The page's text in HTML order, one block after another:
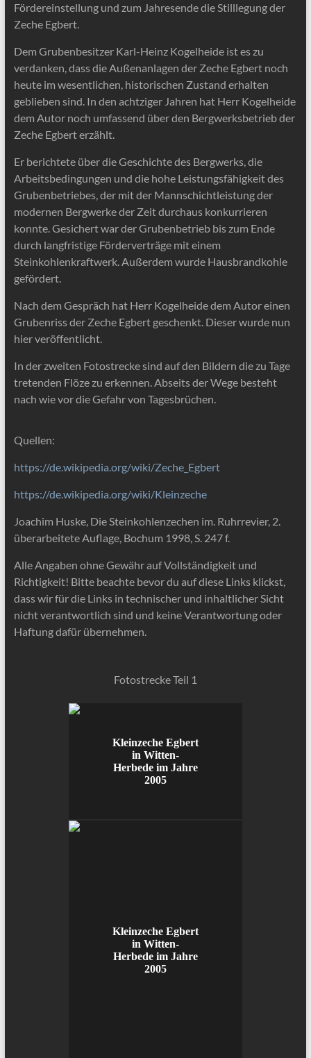
Fördereinstellung und zum Jahresende die Stilllegung der
Zeche Egbert.
Dem Grubenbesitzer Karl-Heinz Kogelheide ist es zu
verdanken, dass die Außenanlagen der Zeche Egbert noch
heute im wesentlichen, historischen Zustand erhalten
geblieben sind. In den achtziger Jahren hat Herr Kogelheide
dem Autor noch umfassend über den Bergwerksbetrieb der
Zeche Egbert erzählt.
Er berichtete über die Geschichte des Bergwerks, die
Arbeitsbedingungen und die hohe Leistungsfähigkeit des
Grubenbetriebes, der mit der Mannschichtleistung der
modernen Bergwerke der Zeit durchaus konkurrieren
konnte. Gesichert war der Grubenbetrieb bis zum Ende
durch langfristige Förderverträge mit einem
Steinkohlenkraftwerk. Außerdem wurde Hausbrandkohle
gefördert.
Nach dem Gespräch hat Herr Kogelheide dem Autor einen
Grubenriss der Zeche Egbert geschenkt. Dieser wurde nun
hier veröffentlicht.
In der zweiten Fotostrecke sind auf den Bildern die zu Tage
tretenden Flöze zu erkennen. Abseits der Wege besteht
nach wie vor die Gefahr von Tagesbrüchen.
Quellen:
https://de.wikipedia.org/wiki/Zeche_Egbert
https://de.wikipedia.org/wiki/Kleinzeche
Joachim Huske, Die Steinkohlenzechen im. Ruhrrevier, 2.
überarbeitete Auflage, Bochum 1998, S. 247 f.
Alle Angaben ohne Gewähr auf Vollständigkeit und
Richtigkeit! Bitte beachte bevor du auf diese Links klickst,
dass wir für die Links in technischer und inhaltlicher Sicht
nicht verantwortlich sind und keine Verantwortung oder
Haftung dafür übernehmen.
Fotostrecke Teil 1
Kleinzeche Egbert
in Witten-
Herbede im Jahre
2005
Kleinzeche Egbert
in Witten-
Herbede im Jahre
2005